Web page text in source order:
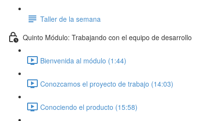
Taller de la semana
Quinto Módulo: Trabajando con el equipo de desarrollo
Bienvenida al módulo (1:44)
Conozcamos el proyecto de trabajo (14:03)
Conociendo el producto (15:58)